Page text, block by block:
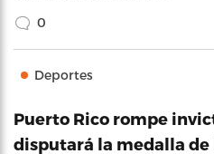
0
Deportes
Puerto Rico rompe
disputará la medalla de